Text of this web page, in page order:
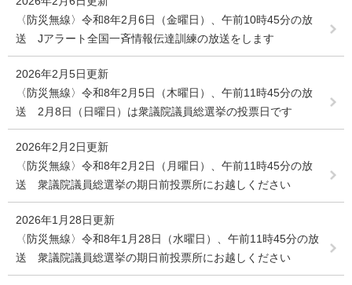
〈防災無線〉令和8年2月6日（金曜日）、午前10時45分の放
送 Jアラート全国一斉情報伝達訓練の放送をします
2026年2月5日更新
〈防災無線〉令和8年2月5日（木曜日）、午前11時45分の放
送 2月8日（日曜日）は衆議院議員総選挙の投票日です
2026年2月2日更新
〈防災無線〉令和8年2月2日（月曜日）、午前11時45分の放
送 衆議院議員総選挙の期日前投票所にお越しください
2026年1月28日更新
〈防災無線〉令和8年1月28日（水曜日）、午前11時45分の放
送 衆議院議員総選挙の期日前投票所にお越しください